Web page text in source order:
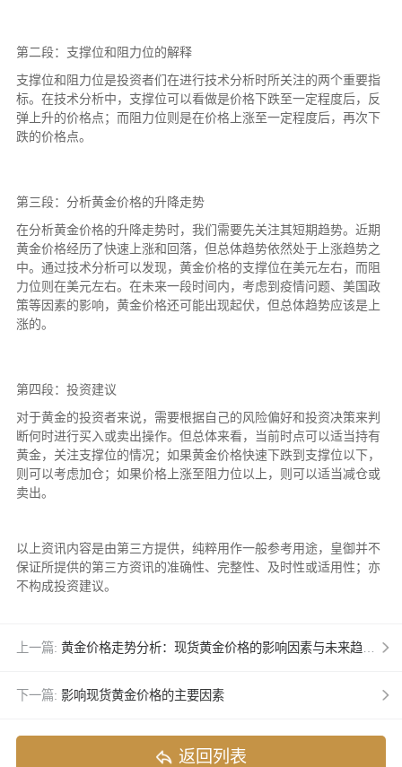
第二段：支撑位和阻力位的解释
支撑位和阻力位是投资者们在进行技术分析时所关注的两个重要指
标。在技术分析中，支撑位可以看做是价格下跌至一定程度后，反
弹上升的价格点；而阻力位则是在价格上涨至一定程度后，再次下
跌的价格点。
第三段：分析黄金价格的升降走势
在分析黄金价格的升降走势时，我们需要先关注其短期趋势。近期
黄金价格经历了快速上涨和回落，但总体趋势依然处于上涨趋势之
中。通过技术分析可以发现，黄金价格的支撑位在美元左右，而阻
力位则在美元左右。在未来一段时间内，考虑到疫情问题、美国政
策等因素的影响，黄金价格还可能出现起伏，但总体趋势应该是上
涨的。
第四段：投资建议
对于黄金的投资者来说，需要根据自己的风险偏好和投资决策来判
断何时进行买入或卖出操作。但总体来看，当前时点可以适当持有
黄金，关注支撑位的情况；如果黄金价格快速下跌到支撑位以下，
则可以考虑加仓；如果价格上涨至阻力位以上，则可以适当减仓或
卖出。
以上资讯内容是由第三方提供，纯粹用作一般参考用途，皇御并不
保证所提供的第三方资讯的准确性、完整性、及时性或适用性；亦
不构成投资建议。
上一篇: 黄金价格走势分析：现货黄金价格的影响因素与未来趋势预测
下一篇: 影响现货黄金价格的主要因素
返回列表